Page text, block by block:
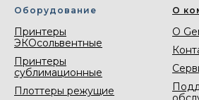
Оборудование
Принтеры
ЭКОсольвентные
Принтеры
сублимационные
Плоттеры режущие
О
О